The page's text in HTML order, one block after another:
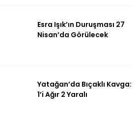
Esra Işık’ın Duruşması 27
Nisan’da Görülecek
Yatağan’da Bıçaklı Kavga:
1’i Ağır 2 Yaralı